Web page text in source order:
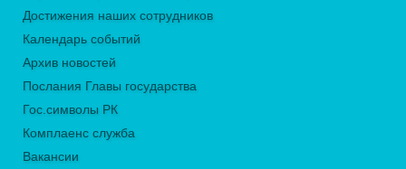
Достижения наших сотрудников
Календарь событий
Архив новостей
Послания Главы государства
Гос.символы РК
Комплаенс служба
Вакансии